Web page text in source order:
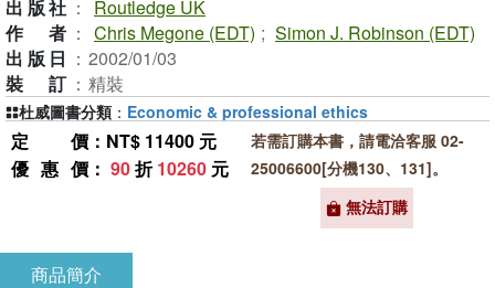
出版社 ：
Routledge UK
作者 ： Chris Megone (EDT) ; Simon J. Robinson (EDT)
出版日 ： 2002/01/03
裝訂 ： 精裝
定價 ：NT$ 11400 元
優惠價 ： 90折10260 元
若需訂購本書，請電洽客服 02-
25006600[分機130、131]。
無法訂購
杜威圖書分類 ： Economic & professional ethics
商品簡介